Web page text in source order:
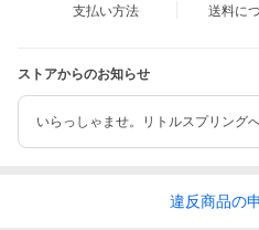
支払い方法 送料に
ストアからのお知らせ
いらっしゃませ。リトルスプリング
違反商品の